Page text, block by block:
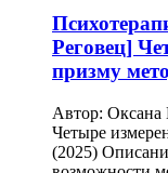
Реговец]
призму
Автор: Оксана
Четыре
(2025)